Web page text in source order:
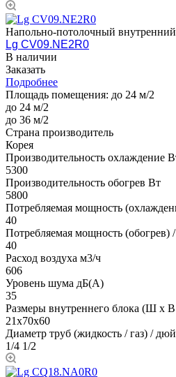
Напольно-потолочный
Lg CV09.NE2R0
В наличии
Заказать
Подробнее
Площадь помещения: до 24 м/2
до 24 м/2
до 36 м/2
Страна производитель
Корея
Производительность охлаждение
5300
Производительность обогрев Вт
5800
Потребляемая мощность
40
Потребляемая мощность (обогрев)
40
Расход воздуха м3/ч
606
Уровень шума дБ(А)
35
Размеры внутреннего блока (Ш х
21х70х60
Диаметр труб (жидкость / газ) /
1/4 1/2